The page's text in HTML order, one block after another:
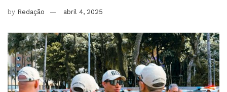
by Redação abril 4, 2025